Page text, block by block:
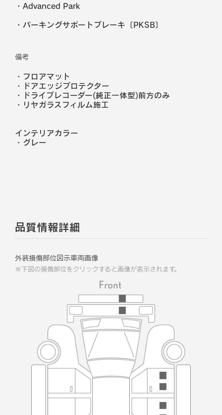
Advanced Park
パーキングサポートブレーキ〔PKSB〕
備考
・フロアマット
・ドアエッジプロテクター
・ドライブレコーダー(純正一体型)前方のみ
・リヤガラスフィルム施工
インテリアカラー
・ グレー
品質情報詳細
外装損傷部位図示車両画像
※下図の損傷部位をクリックすると画像が表示されます。